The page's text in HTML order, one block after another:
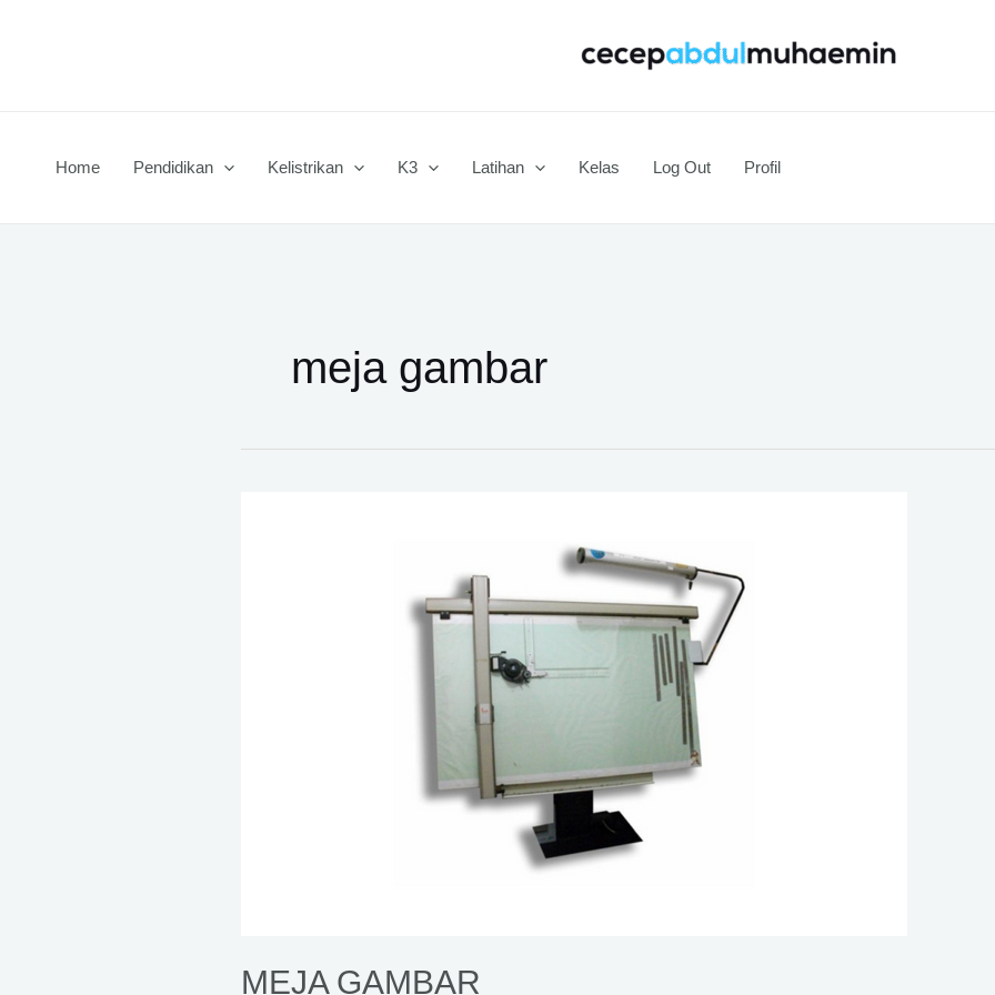
Home Pendidikan Kelistrikan K3 Latihan Kelas Log Out Profil
meja gambar
MEJA GAMBAR